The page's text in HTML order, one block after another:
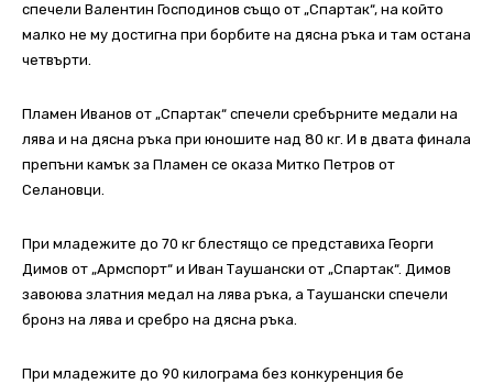
спечели Валентин Господинов също от „Спартак“, на който
малко не му достигна при борбите на дясна ръка и там остана
четвърти.
Пламен Иванов от „Спартак“ спечели сребърните медали на
лява и на дясна ръка при юношите над 80 кг. И в двата финала
препъни камък за Пламен се оказа Митко Петров от
Селановци.
При младежите до 70 кг блестящо се представиха Георги
Димов от „Армспорт“ и Иван Таушански от „Спартак“. Димов
завоюва златния медал на лява ръка, а Таушански спечели
бронз на лява и сребро на дясна ръка.
При младежите до 90 килограма без конкуренция бе